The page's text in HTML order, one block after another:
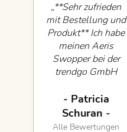
„**Sehr zufrieden
mit Bestellung und
Produkt** Ich habe
meinen Aeris
Swopper bei der
trendgo GmbH
dem gesamten
Ablauf sehr
zufrieden. Die
- Patricia
Schuran -
Alle Bewertungen